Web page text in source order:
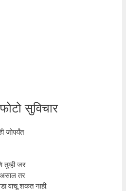
सुविचार
जोपर्यंत
जर
तर
वाचू शकत नाही.